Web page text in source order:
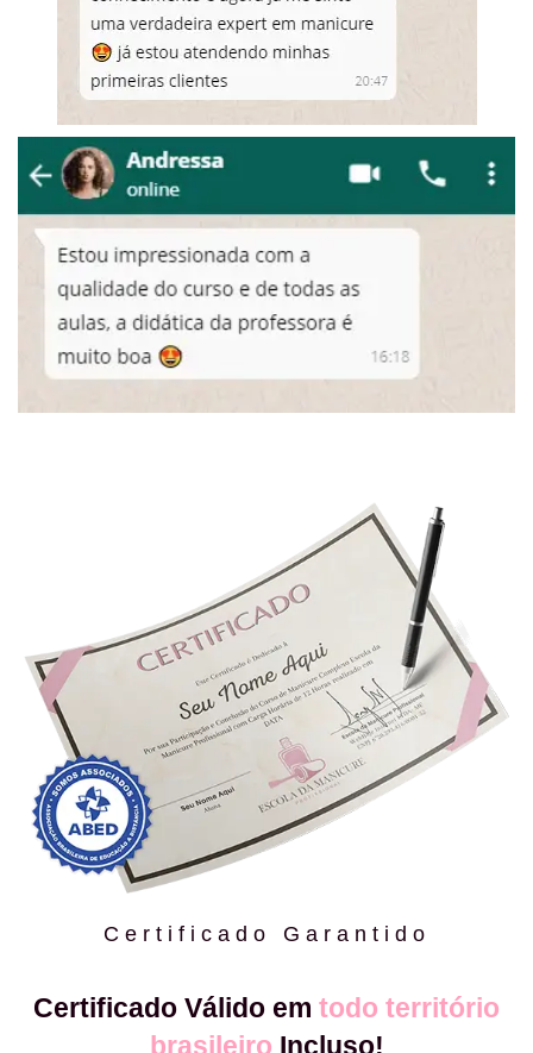
Certificado Garantido
Certificado Válido em todo território
brasileiro Incluso!